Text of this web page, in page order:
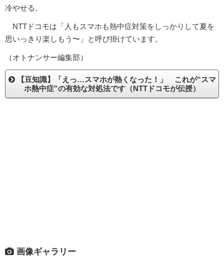
冷やせる。
NTTドコモは「人もスマホも熱中症対策をしっかりして夏を
思いっきり楽しもう〜」と呼び掛けています。
（オトナンサー編集部）
【豆知識】「えっ…スマホが熱くなった！」 これが“スマ
ホ熱中症”の有効な対処法です（NTTドコモが伝授）
画像ギャラリー